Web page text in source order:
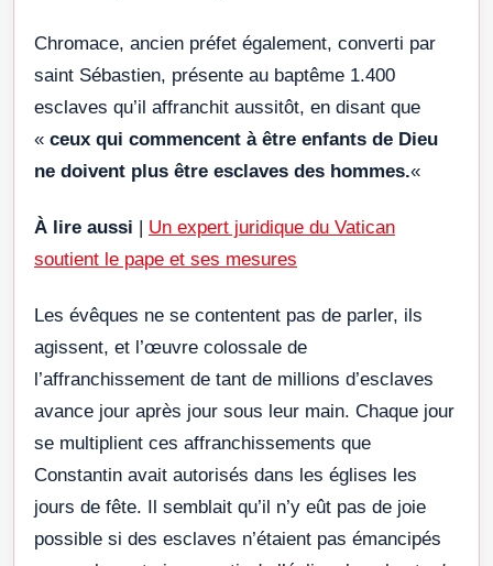
Chromace, ancien préfet également, converti par
saint Sébastien, présente au baptême 1.400
esclaves qu’il affranchit aussitôt, en disant que
« ceux qui commencent à être enfants de Dieu
ne doivent plus être esclaves des hommes.«
À lire aussi
Un expert juridique du Vatican
soutient le pape et ses mesures
Les évêques ne se contentent pas de parler, ils
agissent, et l’œuvre colossale de
l’affranchissement de tant de millions d’esclaves
avance jour après jour sous leur main. Chaque jour
se multiplient ces affranchissements que
Constantin avait autorisés dans les églises les
jours de fête. Il semblait qu’il n’y eût pas de joie
possible si des esclaves n’étaient pas émancipés